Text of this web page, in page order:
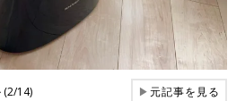
(2/14) ▶元記事を見る